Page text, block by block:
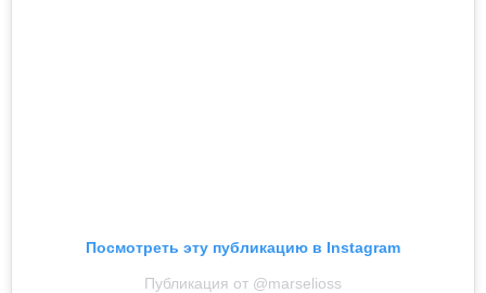
Посмотреть эту публикацию в Instagram
Публикация от @marselioss